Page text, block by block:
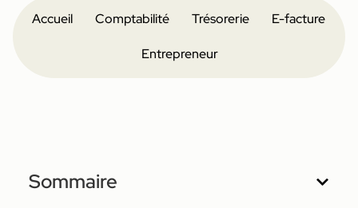
Accueil Comptabilité Trésorerie E-facture
Entrepreneur
Sommaire